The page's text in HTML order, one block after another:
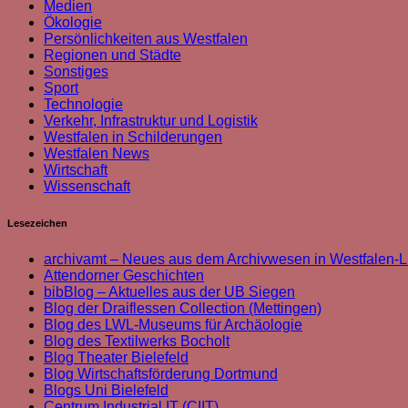
Medien
Ökologie
Persönlichkeiten aus Westfalen
Regionen und Städte
Sonstiges
Sport
Technologie
Verkehr, Infrastruktur und Logistik
Westfalen in Schilderungen
Westfalen News
Wirtschaft
Wissenschaft
Lesezeichen
archivamt – Neues aus dem Archivwesen in Westfalen-
Attendorner Geschichten
bibBlog – Aktuelles aus der UB Siegen
Blog der Draiflessen Collection (Mettingen)
Blog des LWL-Museums für Archäologie
Blog des Textilwerks Bocholt
Blog Theater Bielefeld
Blog Wirtschaftsförderung Dortmund
Blogs Uni Bielefeld